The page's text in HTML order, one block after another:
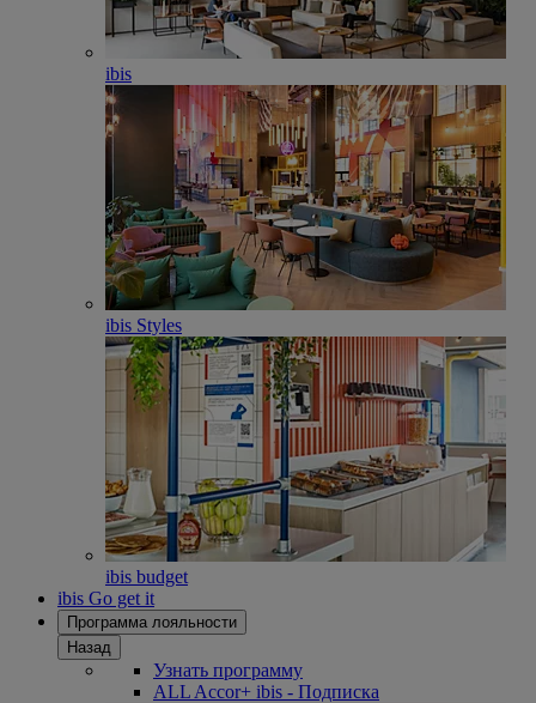
ibis
ibis Styles
ibis budget
ibis Go get it
Программа лояльности
Назад
Узнать программу
ALL Accor+ ibis - Подписка